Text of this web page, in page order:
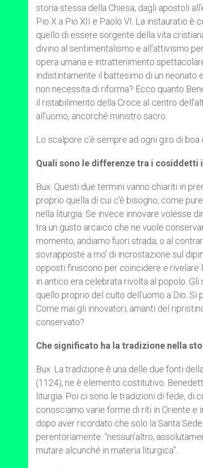
storia stessa della Chiesa, dagli apostoli
Pio X a Pio XII e Paolo VI. La instauratio è
quello di essere sorgente della vita
divino al sentimentalismo e all’attivismo
opera umana e intrattenimento
indistintamente il battesimo di un neonato
non necessita di riforma? Ecco quanto
il ristabilimento della Croce al centro
all’uomo, ancorché ministro sacro.
Lo scalpore c’è sempre ad ogni giro di
Quali sono le differenze tra i
Bux: Questi due termini vanno chiariti in
proprio quella di cui c’è bisogno; come
nella liturgia. Se invece innovare volesse
tra un gusto arcaico che ne vuole
momento, andiamo fuori strada; o al
sovrapposte a mo’ di incrostazione sul
opposti finiscono per coincidere e rivelare
in antico era celebrata rivolta al popolo.
quello proprio del culto dell’uomo a Dio.
Come mai gli innovatori, amanti del
conservato?
Che significato ha la tradizione nella
Bux: La tradizione è una delle due fonti
(1124), ne è elemento costitutivo.
liturgia. Poi ci sono le tradizioni di fede, di
conosciamo varie forme di riti in Oriente e
dopo aver ricordato che solo la Santa
perentoriamente: “nessun’altro,
mutare alcunché in materia liturgica”.